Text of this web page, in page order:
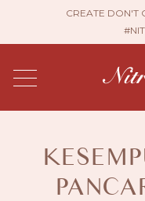
CREATE DON'T